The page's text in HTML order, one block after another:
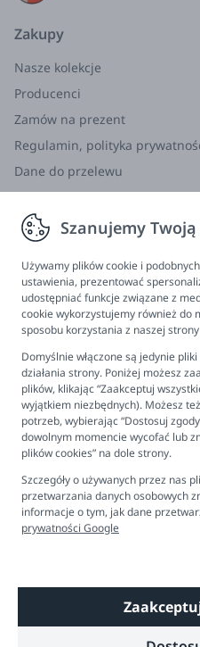
Zakupy
Nasze kolekcje
Producenci
Zamów na prezent
Regulamin, polityka
Dane do przelewu
Zwroty, wymiana, reklamacja
Informacje
Program lojalnościowy
FAQ - najczęściej zadawane
Newsletter
Ustawienia plików cookies
Biuro obsługi klienta
Pon. - Pt. 9:00 - 16:00
Copyright © 2026 Dobre Liski -
Szanujemy
Używamy plików cookie i
ustawienia, prezentować
udostępniać funkcje związane z
cookie wykorzystujemy również do
sposobu korzystania z naszej
Domyślnie włączone są jedynie
działania strony. Poniżej możesz
plików, klikając “Zaakceptuj
wyjątkiem niezbędnych). Możesz
potrzeb, wybierając “Dostosuj
dowolnym momencie wycofać lub
plików cookies” na dole strony.
Szczegóły o używanych przez nas
przetwarzania danych osobowych
informacje o tym, jak dane
prywatności Google